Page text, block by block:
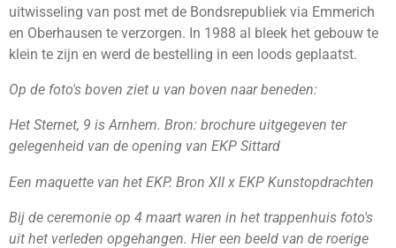
uitwisseling van post met de Bondsrepubliek via Emmerich
en Oberhausen te verzorgen. In 1988 al bleek het gebouw te
klein te zijn en werd de bestelling in een loods geplaatst.
Op de foto's boven ziet u van boven naar beneden:
Het Sternet, 9 is Arnhem. Bron: brochure uitgegeven ter
gelegenheid van de opening van EKP Sittard
Een maquette van het EKP. Bron XII x EKP Kunstopdrachten
Bij de ceremonie op 4 maart waren in het trappenhuis foto's
uit het verleden opgehangen. Hier een beeld van de roerige